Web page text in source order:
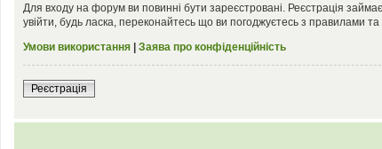
Для входу на форум ви повинні бути зареєстровані. Реєстрація
увійти, будь ласка, переконайтесь що ви погоджуєтесь з правилами
Умови використання | Заява про конфіденційність
Реєстрація